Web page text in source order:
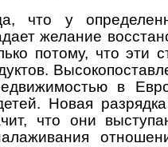
что у
желание
потому, что эти
в
Новая
что они